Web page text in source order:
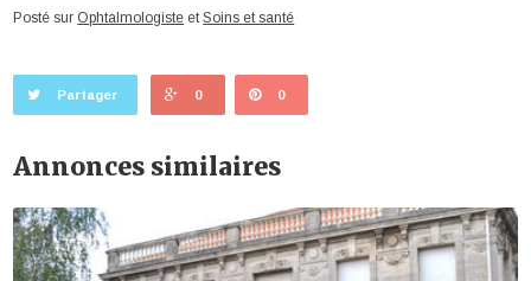
Posté sur Ophtalmologiste etSoins et santé
Partager 0 0
Annonces similaires